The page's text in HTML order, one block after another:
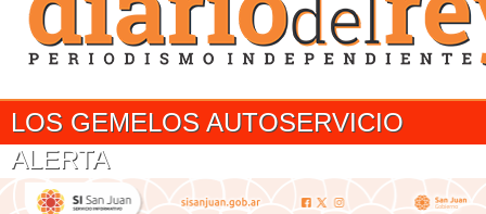
LOS GEMELOS AUTOSERVICIO
ALERTA